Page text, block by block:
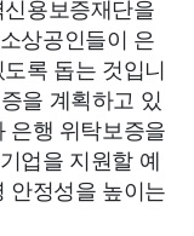
용보증재단을
상공인들이 은
록 돕는 것입니
을 계획하고 있
은행 위탁보증을
업을 지원할 예
안정성을 높이는